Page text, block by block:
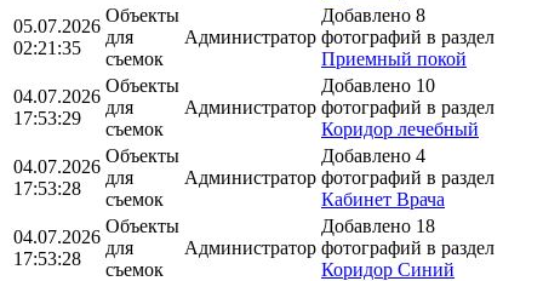
05.07.2026
02:21:35
Объекты
для
съемок
Администратор
Добавлено 8
фотографий в раздел
Приемный покой
04.07.2026
17:53:29
Объекты
для
съемок
Администратор
Добавлено 10
фотографий в раздел
Коридор лечебный
04.07.2026
17:53:28
Объекты
для
съемок
Администратор
Добавлено 4
фотографий в раздел
Кабинет Врача
04.07.2026
17:53:28
Объекты
для
съемок
Администратор
Добавлено 18
фотографий в раздел
Коридор Синий